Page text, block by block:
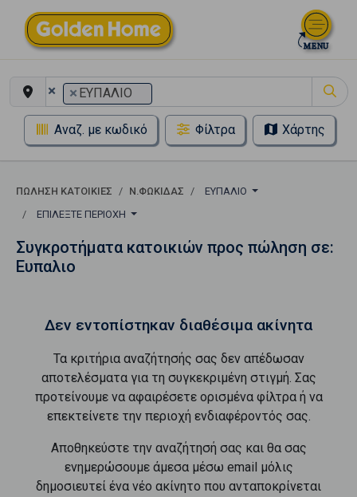
× × ΕΥΠΑΛΙΟ
Αναζ. με κωδικό Φίλτρα Χάρτης
ΠΏΛΗΣΗ ΚΑΤΟΙΚΊΕΣ Ν.ΦΩΚΙΔΑΣ
ΕΥΠΑΛΙΟ
ΕΠΙΛΈΞΤΕ ΠΕΡΙΟΧΉ
Συγκροτήματα κατοικιών προς πώληση σε:
Ευπαλιο
Δεν εντοπίστηκαν διαθέσιμα ακίνητα
Τα κριτήρια αναζήτησής σας δεν απέδωσαν
αποτελέσματα για τη συγκεκριμένη στιγμή. Σας
προτείνουμε να αφαιρέσετε ορισμένα φίλτρα ή να
επεκτείνετε την περιοχή ενδιαφέροντός σας.
Αποθηκεύστε την αναζήτησή σας και θα σας
ενημερώσουμε άμεσα μέσω email μόλις
δημοσιευτεί ένα νέο ακίνητο που ανταποκρίνεται